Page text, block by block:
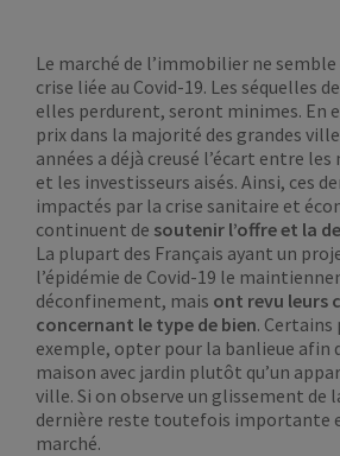
Le marché de l’immobilier ne
crise liée au Covid-19. Les séquelles
elles perdurent, seront minimes. En
prix dans la majorité des grandes
années a déjà creusé l’écart entre
et les investisseurs aisés. Ainsi, ces
impactés par la crise sanitaire et
continuent de soutenir l’offre et la
La plupart des Français ayant un
l’épidémie de Covid-19 le
déconfinement, mais ont revu leurs
concernant le type de bien.
exemple, opter pour la banlieue afin
maison avec jardin plutôt qu’un
ville. Si on observe un glissement de
dernière reste toutefois importante
marché.